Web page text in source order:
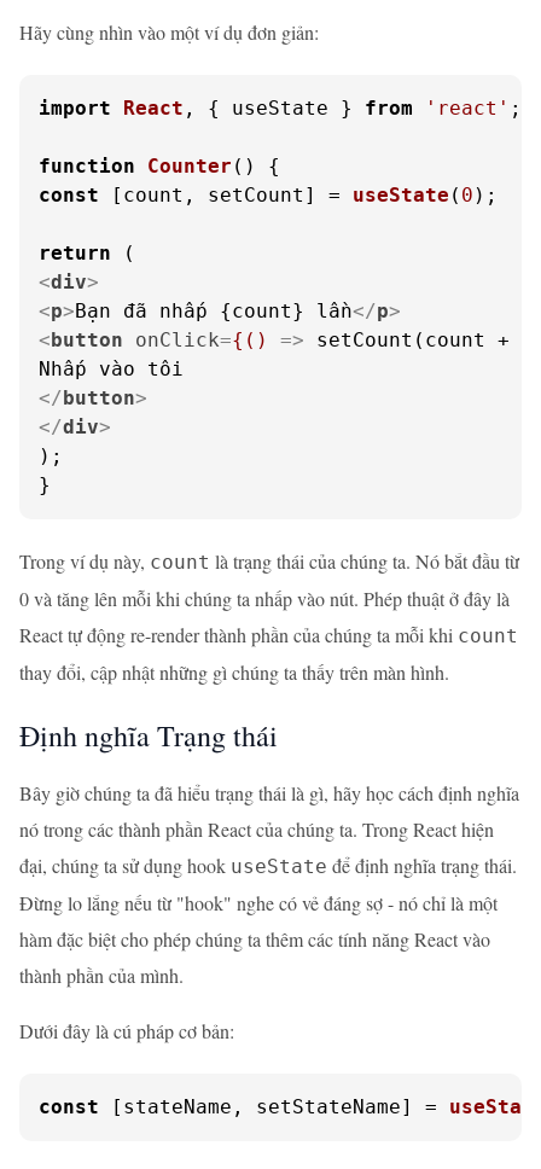
Hãy cùng nhìn vào một ví dụ đơn giản:
import React , { useState } from 'react' ;
function Counter (
const [count, setCount] = useState ( 0 );
return
<div>
<p>Bạn đã nhấp {count} lần</p>
<button onClick={() => setCount(count +
</button>
</div>
);
}
Trong ví dụ này, count là trạng thái của chúng ta. Nó bắt đầu từ
0 và tăng lên mỗi khi chúng ta nhấp vào nút. Phép thuật ở đây là
React tự động re-render thành phần của chúng ta mỗi khi count
thay đổi, cập nhật những gì chúng ta thấy trên màn hình.
Định nghĩa Trạng thái
Bây giờ chúng ta đã hiểu trạng thái là gì, hãy học cách định nghĩa
nó trong các thành phần React của chúng ta. Trong React hiện
đại, chúng ta sử dụng hook useState để định nghĩa trạng thái.
Đừng lo lắng nếu từ "hook" nghe có vẻ đáng sợ - nó chỉ là một
hàm đặc biệt cho phép chúng ta thêm các tính năng React vào
thành phần của mình.
Dưới đây là cú pháp cơ bản:
const [stateName, setStateName] =